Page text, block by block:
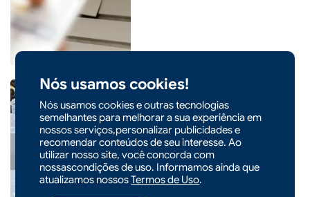
Nós usamos cookies!
Nós usamos cookies e outras tecnologias
semelhantes para melhorar a sua experiência em
nossos serviços,personalizar publicidades e
recomendar conteúdos de seu interesse. Ao
utilizar nosso site, você concorda com
nossascondições de uso. Informamos ainda que
atualizamos nossosTermos de Uso.
COTIDIANO | 14/01/2026 - 09h00
Inmetro orienta uso da
geladeira para reduzir
consumo de energia